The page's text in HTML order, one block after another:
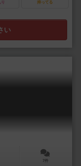
持ってる
い
7件